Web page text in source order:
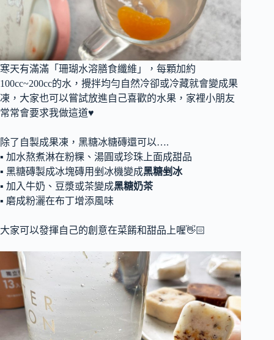
寒天有滿滿「珊瑚水溶膳食纖維」，每顆加約
100cc~200cc的水，攪拌均勻自然冷卻或冷藏就會變成果
凍，大家也可以嘗試放進自己喜歡的水果，家裡小朋友
常常會要求我做這道♥
除了自製成果凍，黑糖冰糖磚還可以….
▪ 加水熬煮淋在粉粿、湯圓或珍珠上面成甜品
▪ 黑糖磚製成冰塊磚用剉冰機變成黑糖剉冰
▪ 加入牛奶、豆漿或茶變成黑糖奶茶
▪ 磨成粉灑在布丁增添風味
大家可以發揮自己的創意在菜餚和甜品上喔👋🏻